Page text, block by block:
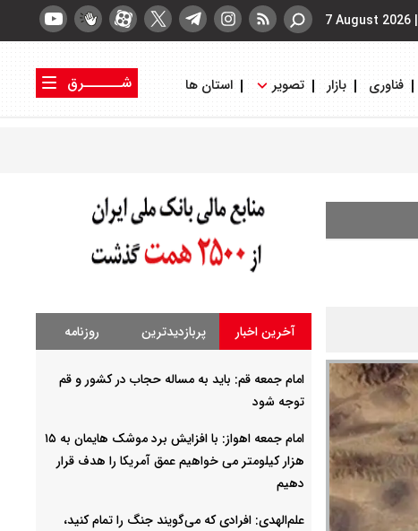
|
7 August 2026
فناوری بازار تصویر استان ها
شــــــرق
آخرین اخبار پربازدیدترین روزنامه
امام جمعه قم: باید به مساله حجاب در کشور و قم
توجه شود
امام‌ جمعه اهواز: با افزایش برد موشک هایمان به ۱۵
هزار کیلومتر می خواهیم عمق آمریکا را هدف قرار
دهیم
علم‌الهدی: افرادی که می‌گویند جنگ را تمام کنید،